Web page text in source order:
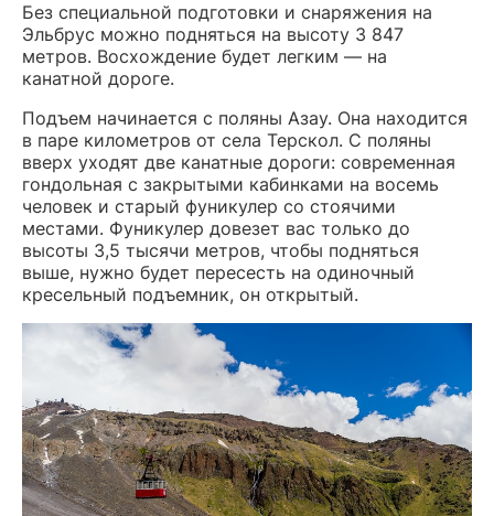
Без специальной подготовки и снаряжения на
Эльбрус можно подняться на высоту 3 847
метров. Восхождение будет легким — на
канатной дороге.
Подъем начинается с поляны Азау. Она находится
в паре километров от села Терскол. С поляны
вверх уходят две канатные дороги: современная
гондольная с закрытыми кабинками на восемь
человек и старый фуникулер со стоячими
местами. Фуникулер довезет вас только до
высоты 3,5 тысячи метров, чтобы подняться
выше, нужно будет пересесть на одиночный
кресельный подъемник, он открытый.